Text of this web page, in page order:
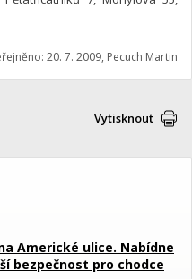
20. 7. 2009, Pecuch Martin
Vytisknout
Americké ulice. Nabídne
bezpečnost pro chodce